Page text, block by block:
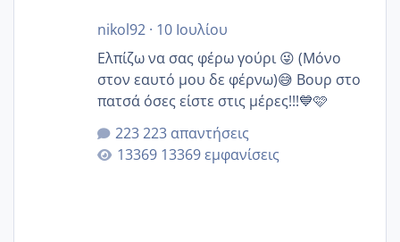
nikol92· 10 Ιουλίου
Ελπίζω να σας φέρω γούρι 😜 (Μόνο
στον εαυτό μου δε φέρνω)😅 Βουρ στο
πατσά όσες είστε στις μέρες!!!💙🩷
223 απαντήσεις
13369 εμφανίσεις